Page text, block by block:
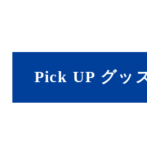
Pick UP グッ